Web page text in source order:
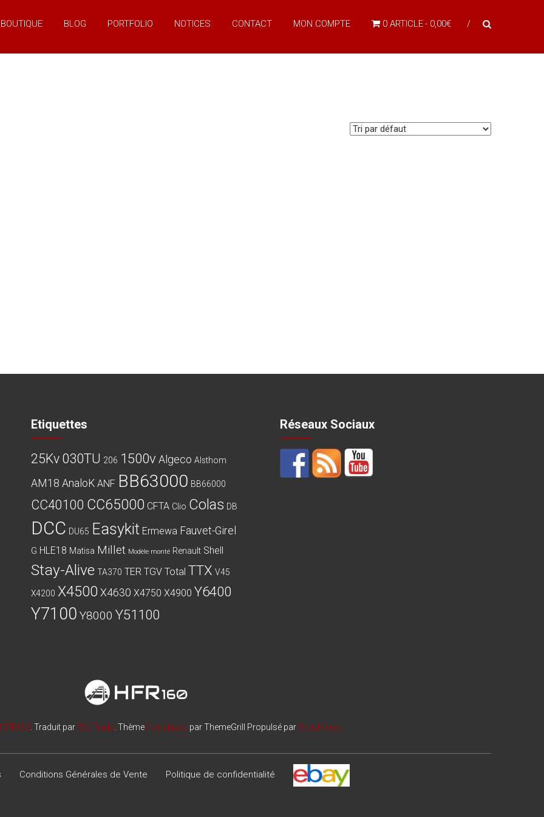
BOUTIQUE BLOG PORTFOLIO NOTICES CONTACT MON COMPTE 0 ARTICLE 0,00€
Etiquettes
25Kv 030TU 206 1500v Algeco Alsthom
AM18 AnaloK ANF BB63000 BB66000
CC40100 CC65000 CFTA Clio Colas DB
DCC DU65 Easykit Ermewa Fauvet-Girel
G HLE18 Matisa Millet Modèle monté Renault Shell
Stay-Alive TA370 TER TGV Total TTX V45
X4200 X4500 X4630 X4750 X4900 Y6400
Y7100 Y8000 Y51100
Réseaux Sociaux
HFR160 . Traduit parWp Trads . Thème Himalayas par ThemeGrill Propulsé parWordPress
Conditions Générales de Vente Politique de confidentialité